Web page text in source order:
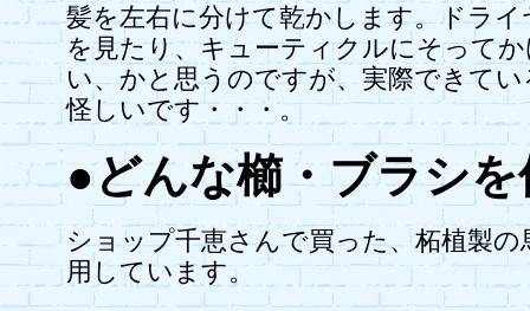
髪を左右に分けて乾かします。ドラ
を見たり、キューティクルにそって
い、かと思うのですが、実際できて
怪しいです・・・。
●どんな櫛・ブラシ
ショップ千恵さんで買った、柘植製の
用しています。